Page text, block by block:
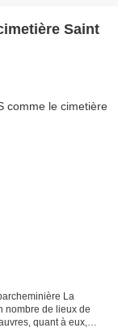
Saint
La
nombre de lieux de
quant à eux,